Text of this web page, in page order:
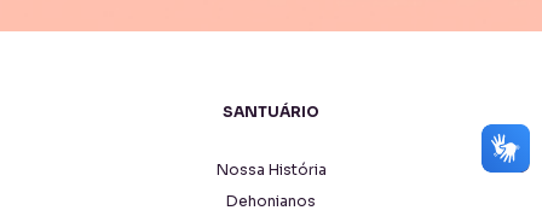
SANTUÁRIO
Nossa História
Dehonianos